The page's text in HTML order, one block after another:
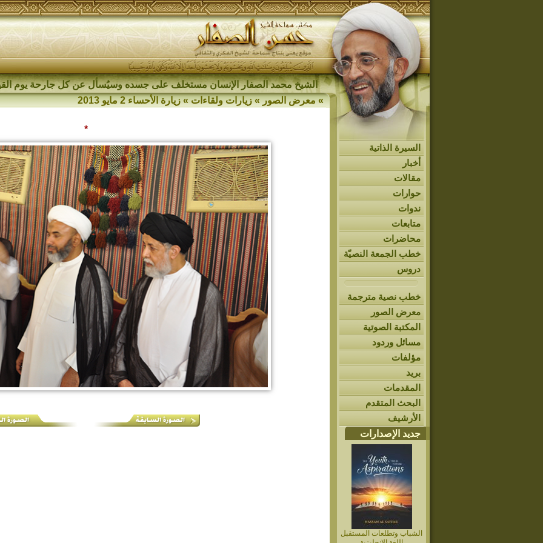
الشيخ محمد الصفار الإنسان مستخلف على جسده وسيُسأل عن كل جارحة يوم
السيرة الذاتية
أخبار
مقالات
حوارات
ندوات
متابعات
محاضرات
خطب الجمعة النصيّة
دروس
خطب نصية مترجمة
معرض الصور
المكتبة الصوتية
مسائل وردود
مؤلفات
بريد
المقدمات
البحث المتقدم
الأرشيف
جديد الإصدارات
الشباب وتطلعات المستقبل
»معرض الصور»زيارات ولقاءات»زيارة الأحساء 2 مايو 2013
*